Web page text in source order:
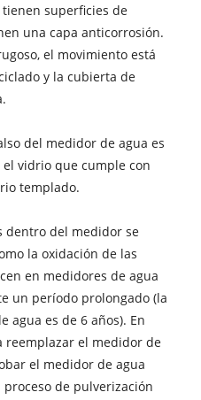
superficies de
una capa anticorrosión.
el movimiento está
y la cubierta de
del medidor de agua es
vidrio que cumple con
templado.
dentro del medidor se
la oxidación de las
en medidores de agua
un período prolongado (la
agua es de 6 años). En
reemplazar el medidor de
el medidor de agua
de pulverización